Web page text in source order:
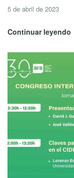
5 de abril de 2023
Continuar leyendo